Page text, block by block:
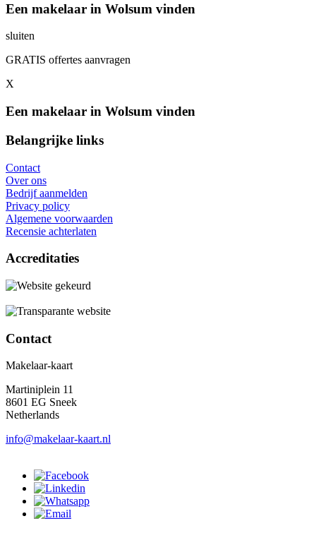
Een makelaar in Wolsum vinden
sluiten
GRATIS offertes aanvragen
X
Een makelaar in Wolsum vinden
Belangrijke links
Contact
Over ons
Bedrijf aanmelden
Privacy policy
Algemene voorwaarden
Recensie achterlaten
Accreditaties
Contact
Makelaar-kaart
Martiniplein 11
8601 EG Sneek
Netherlands
info@makelaar-kaart.nl